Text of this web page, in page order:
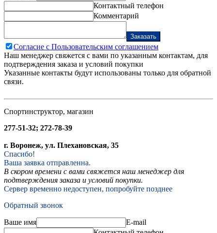
Контактный телефон
Комментарий
Заказать
Согласие с Пользовательским соглашением
Наш менеджер свяжется с вами по указанным контактам, для
подтверждения заказа и условий покупки
Указанные контакты будут использованы только для обратной
связи.
Спортинструктор, магазин
277-51-32; 272-78-39
г. Воронеж, ул. Плехановская, 35
Спасибо!
Ваша заявка отправленна.
В скором времени с вами свяжется наш менеджер для
подтверждения заказа и условий покупки.
Сервер временно недоступен, попробуйте позднее
Обратный звонок
Ваше имя
E-mail